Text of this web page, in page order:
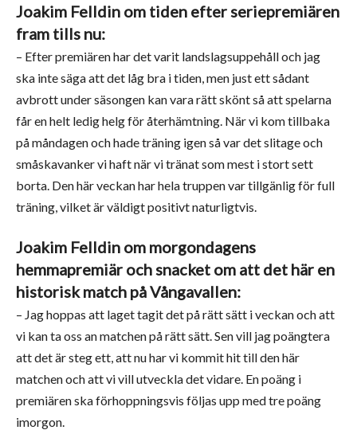
Joakim Felldin om tiden efter seriepremiären
fram tills nu:
– Efter premiären har det varit landslagsuppehåll och jag
ska inte säga att det låg bra i tiden, men just ett sådant
avbrott under säsongen kan vara rätt skönt så att spelarna
får en helt ledig helg för återhämtning. När vi kom tillbaka
på måndagen och hade träning igen så var det slitage och
småskavanker vi haft när vi tränat som mest i stort sett
borta. Den här veckan har hela truppen var tillgänlig för full
träning, vilket är väldigt positivt naturligtvis.
Joakim Felldin om morgondagens
hemmapremiär och snacket om att det här en
historisk match på Vångavallen:
– Jag hoppas att laget tagit det på rätt sätt i veckan och att
vi kan ta oss an matchen på rätt sätt. Sen vill jag poängtera
att det är steg ett, att nu har vi kommit hit till den här
matchen och att vi vill utveckla det vidare. En poäng i
premiären ska förhoppningsvis följas upp med tre poäng
imorgon.